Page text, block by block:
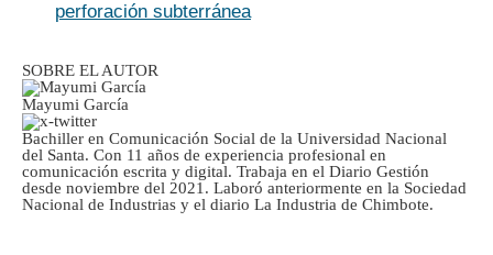
perforación subterránea
SOBRE EL AUTOR
Mayumi García
Bachiller en Comunicación Social de la Universidad Nacional
del Santa. Con 11 años de experiencia profesional en
comunicación escrita y digital. Trabaja en el Diario Gestión
desde noviembre del 2021. Laboró anteriormente en la Sociedad
Nacional de Industrias y el diario La Industria de Chimbote.